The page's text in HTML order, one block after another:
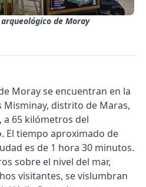
de Moray
Moray se encuentran en la
Misminay, distrito de Maras,
65 kilómetros del
El tiempo aproximado de
es de 1 hora 30 minutos.
sobre el nivel del mar,
visitantes, se vislumbran